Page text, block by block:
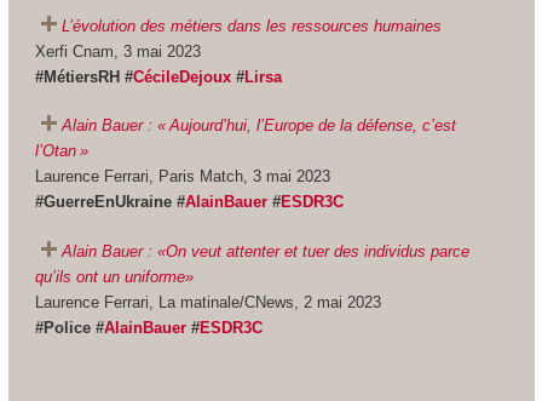
L’évolution des métiers dans les ressources humaines
Xerfi Cnam, 3 mai 2023
#MétiersRH #CécileDejoux #Lirsa
Alain Bauer : « Aujourd’hui, l’Europe de la défense, c’est
l’Otan »
Laurence Ferrari, Paris Match, 3 mai 2023
#GuerreEnUkraine #AlainBauer#ESDR3C
Alain Bauer : «On veut attenter et tuer des individus parce
qu’ils ont un uniforme»
Laurence Ferrari, La matinale/CNews, 2 mai 2023
#Police #AlainBauer#ESDR3C